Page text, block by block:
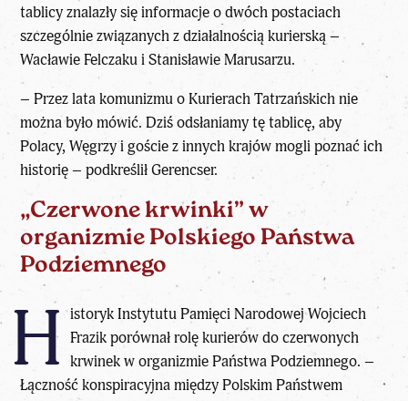
tablicy znalazły się informacje o dwóch postaciach
szczególnie związanych z działalnością kurierską –
Wacławie Felczaku i Stanisławie Marusarzu.
– Przez lata komunizmu o Kurierach Tatrzańskich nie
można było mówić. Dziś odsłaniamy tę tablicę, aby
Polacy, Węgrzy i goście z innych krajów mogli poznać ich
historię – podkreślił Gerencser.
„Czerwone krwinki” w
organizmie Polskiego Państwa
Podziemnego
H istoryk Instytutu Pamięci Narodowej Wojciech
Frazik porównał rolę kurierów do czerwonych
krwinek w organizmie Państwa Podziemnego. –
Łączność konspiracyjna między Polskim Państwem